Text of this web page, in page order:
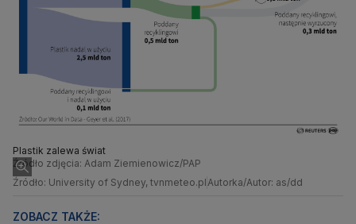
Plastik zalewa świat
Źródło zdjęcia: Adam Ziemienowicz/PAP
Źródło: University of Sydney, tvnmeteo.pl Autorka/Autor: as/dd
ZOBACZ TAKŻE: